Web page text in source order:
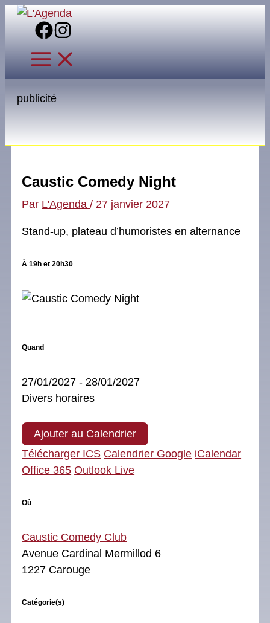
Aller
contenu
publicité
Caustic Comedy Night
Par L'Agenda/ 27 janvier 2027
Stand-up, plateau d’humoristes en alternance
À 19h et 20h30
Quand
27/01/2027 - 28/01/2027
Divers horaires
Ajouter au Calendrier
Télécharger ICS Calendrier Google iCalendar
Office 365 Outlook Live
Où
Caustic Comedy Club
Avenue Cardinal Mermillod 6
1227 Carouge
Catégorie(s)